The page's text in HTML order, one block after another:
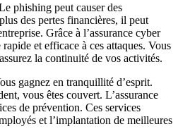
phishing peut causer des
des pertes financières, il peut
Grâce à l’assurance cyber
et efficace à ces attaques. Vous
la continuité de vos activités.
gagnez en tranquillité d’esprit.
vous êtes couvert. L’assurance
de prévention. Ces services
et l’implantation de meilleures